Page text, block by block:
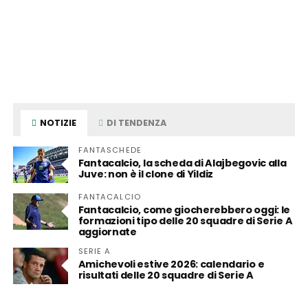
NOTIZIE DI TENDENZA
FANTASCHEDE
Fantacalcio, la scheda di Alajbegovic alla
Juve: non è il clone di Yildiz
FANTACALCIO
Fantacalcio, come giocherebbero oggi: le
formazioni tipo delle 20 squadre di Serie A
aggiornate
SERIE A
Amichevoli estive 2026: calendario e
risultati delle 20 squadre di Serie A